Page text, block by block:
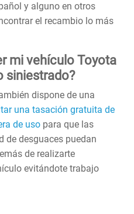
y alguno en otros
el recambio lo más
mi vehículo Toyota
siniestrado?
dispone de una
una tasación gratuita de
de uso para que las
de desguaces puedan
de realizarte
evitándote trabajo